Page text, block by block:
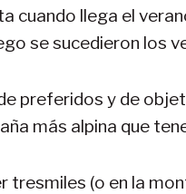
cuando llega el
se sucedieron los
preferidos y de
más alpina que
(o en la